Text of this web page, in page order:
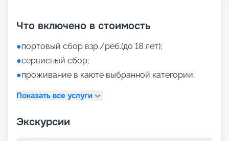
Что включено в стоимость
●портовый сбор взр./реб.(до 18 лет);
●сервисный сбор;
●проживание в каюте выбранной категории;
Показать все услуги
Экскурсии